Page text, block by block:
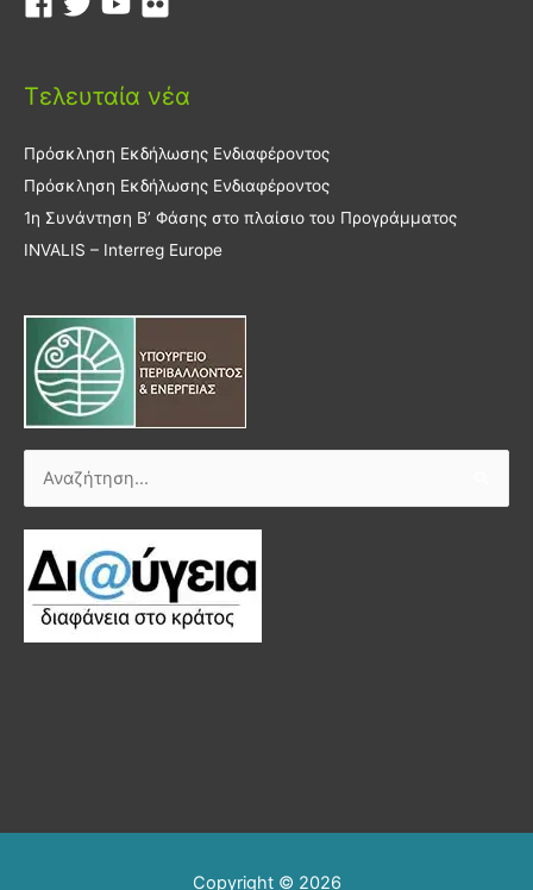
Τελευταία νέα
Πρόσκληση Εκδήλωσης Ενδιαφέροντος
Πρόσκληση Εκδήλωσης Ενδιαφέροντος
1η Συνάντηση Β’ Φάσης στο πλαίσιο του Προγράμματος
INVALIS – Interreg Europe
Αναζήτηση
Copyright © 2026